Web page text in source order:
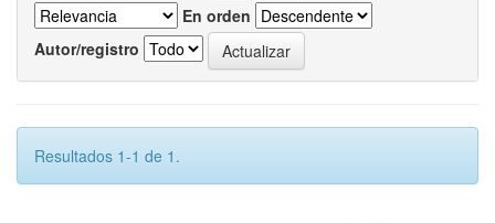
En orden
Autor/registro
Resultados 1-1 de 1.